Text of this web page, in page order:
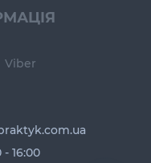
Viber
16:00